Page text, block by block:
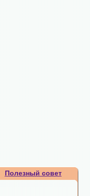
Полезный совет